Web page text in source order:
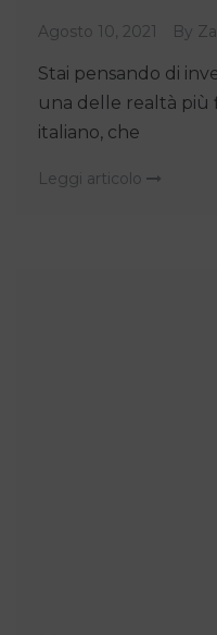
Agosto 10, 2021 By
Stai pensando di
una delle realtà più
italiano, che
Leggi articolo